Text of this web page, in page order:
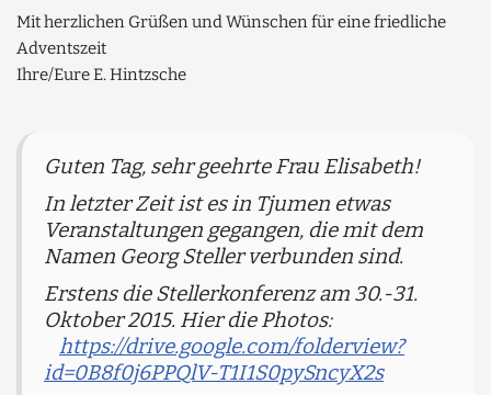
Mit herzlichen Grüßen und Wünschen für eine friedliche
Adventszeit
Ihre/Eure E. Hintzsche
Guten Tag, sehr geehrte Frau Elisabeth!
In letzter Zeit ist es in Tjumen etwas
Veranstaltungen gegangen, die mit dem
Namen Georg Steller verbunden sind.
Erstens die Stellerkonferenz am 30.-31.
Oktober 2015. Hier die Photos:
https://drive.google.com/folderview?
id=0B8f0j6PPQlV-T1I1S0pySncyX2s